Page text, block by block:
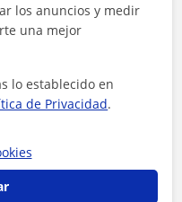
los anuncios y medir
una mejor
lo establecido en
de Privacidad.